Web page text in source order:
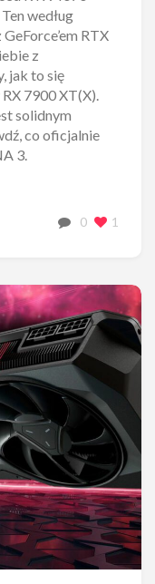
według
RTX
z
jak to się
7900 XT(X).
solidnym
co oficjalnie
3.
0 1